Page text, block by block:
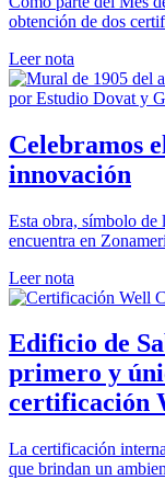
obtención de dos
Leer nota
Celebramos
innovación
Esta obra, símbolo de
encuentra en
Leer nota
Edificio de
primero y
certificación
La certificación
que brindan un